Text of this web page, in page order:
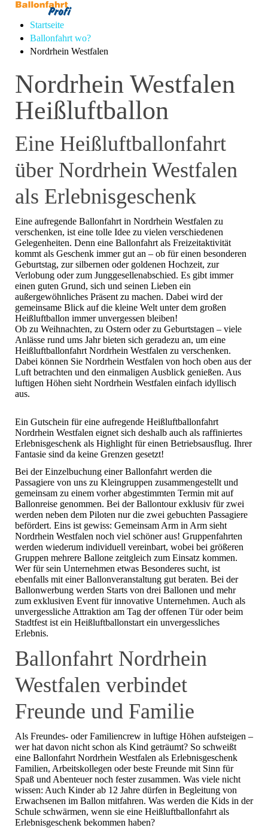
Startseite
Ballonfahrt wo?
Nordrhein Westfalen
Nordrhein Westfalen
Heißluftballon
Eine Heißluftballonfahrt
über Nordrhein Westfalen
als Erlebnisgeschenk
Eine aufregende Ballonfahrt in Nordrhein Westfalen zu
verschenken, ist eine tolle Idee zu vielen verschiedenen
Gelegenheiten. Denn eine Ballonfahrt als Freizeitaktivität
kommt als Geschenk immer gut an – ob für einen besonderen
Geburtstag, zur silbernen oder goldenen Hochzeit, zur
Verlobung oder zum Junggesellenabschied. Es gibt immer
einen guten Grund, sich und seinen Lieben ein
außergewöhnliches Präsent zu machen. Dabei wird der
gemeinsame Blick auf die kleine Welt unter dem großen
Heißluftballon immer unvergessen bleiben!
Ob zu Weihnachten, zu Ostern oder zu Geburtstagen – viele
Anlässe rund ums Jahr bieten sich geradezu an, um eine
Heißluftballonfahrt Nordrhein Westfalen zu verschenken.
Dabei können Sie Nordrhein Westfalen von hoch oben aus der
Luft betrachten und den einmaligen Ausblick genießen. Aus
luftigen Höhen sieht Nordrhein Westfalen einfach idyllisch
aus.
Ein Gutschein für eine aufregende Heißluftballonfahrt
Nordrhein Westfalen eignet sich deshalb auch als raffiniertes
Erlebnisgeschenk als Highlight für einen Betriebsausflug. Ihrer
Fantasie sind da keine Grenzen gesetzt!
Bei der Einzelbuchung einer Ballonfahrt werden die
Passagiere von uns zu Kleingruppen zusammengestellt und
gemeinsam zu einem vorher abgestimmten Termin mit auf
Ballonreise genommen. Bei der Ballontour exklusiv für zwei
werden neben dem Piloten nur die zwei gebuchten Passagiere
befördert. Eins ist gewiss: Gemeinsam Arm in Arm sieht
Nordrhein Westfalen noch viel schöner aus! Gruppenfahrten
werden wiederum individuell vereinbart, wobei bei größeren
Gruppen mehrere Ballone zeitgleich zum Einsatz kommen.
Wer für sein Unternehmen etwas Besonderes sucht, ist
ebenfalls mit einer Ballonveranstaltung gut beraten. Bei der
Ballonwerbung werden Starts von drei Ballonen und mehr
zum exklusiven Event für innovative Unternehmen. Auch als
unvergessliche Attraktion am Tag der offenen Tür oder beim
Stadtfest ist ein Heißluftballonstart ein unvergessliches
Erlebnis.
Ballonfahrt Nordrhein
Westfalen verbindet
Freunde und Familie
Als Freundes- oder Familiencrew in luftige Höhen aufsteigen –
wer hat davon nicht schon als Kind geträumt? So schweißt
eine Ballonfahrt Nordrhein Westfalen als Erlebnisgeschenk
Familien, Arbeitskollegen oder beste Freunde mit Sinn für
Spaß und Abenteuer noch fester zusammen. Was viele nicht
wissen: Auch Kinder ab 12 Jahre dürfen in Begleitung von
Erwachsenen im Ballon mitfahren. Was werden die Kids in der
Schule schwärmen, wenn sie eine Heißluftballonfahrt als
Erlebnisgeschenk bekommen haben?